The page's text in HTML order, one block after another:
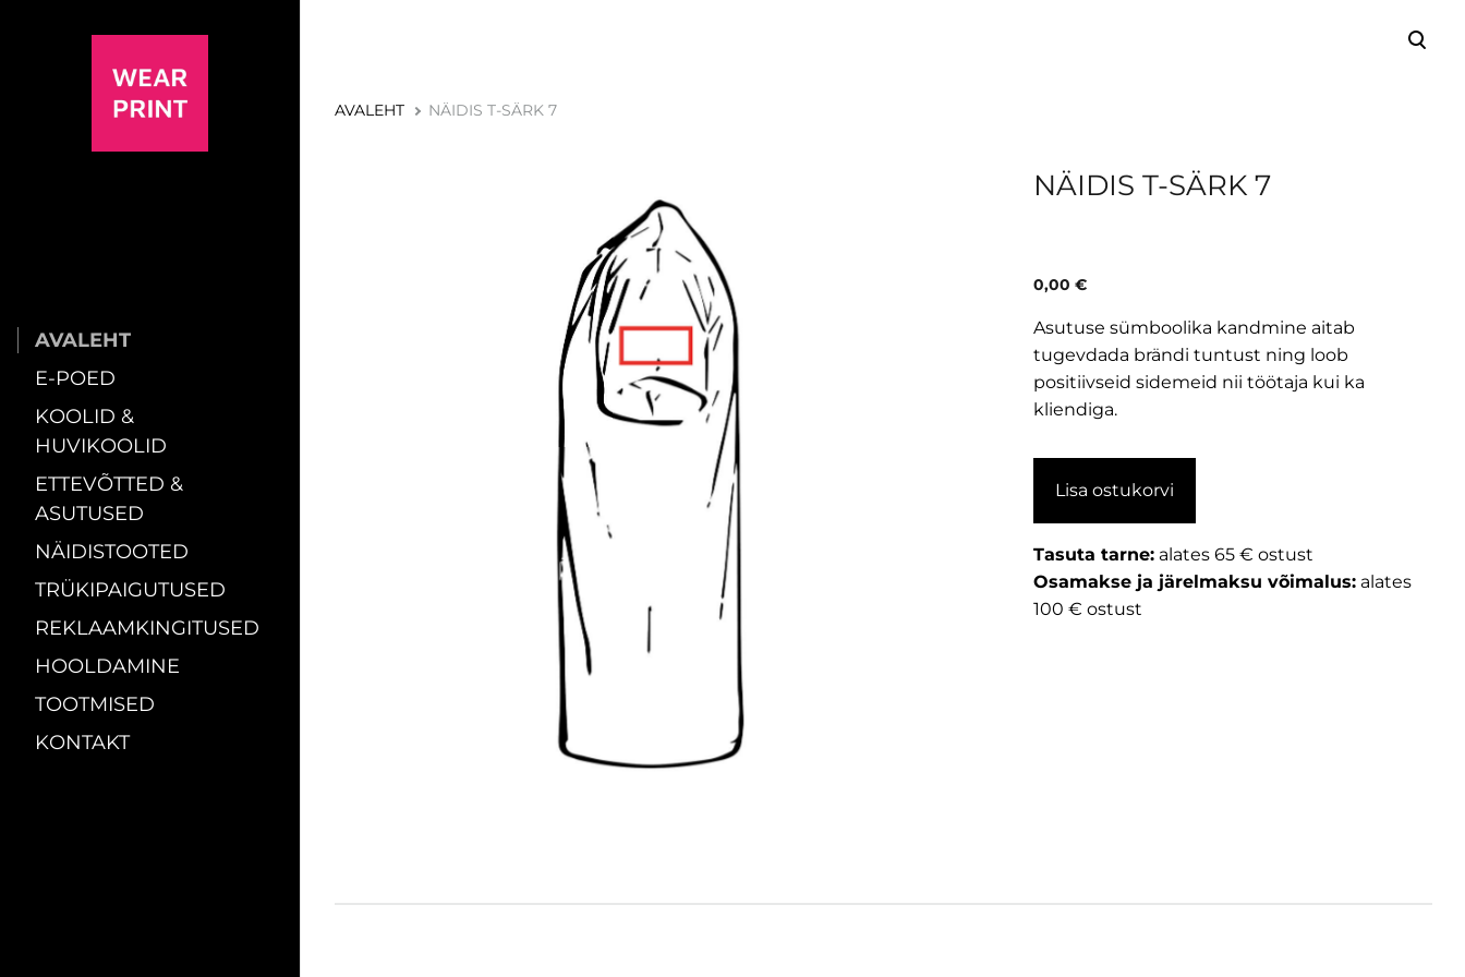
AVALEHT
E-POED
KOOLID &
HUVIKOOLID
ETTEVÕTTED &
ASUTUSED
NÄIDISTOOTED
TRÜKIPAIGUTUSED
REKLAAMKINGITUSED
HOOLDAMINE
TOOTMISED
KONTAKT
AVALEHT NÄIDIS T-SÄRK 7
NÄIDIS T-SÄRK 7
0,00 €
Asutuse sümboolika kandmine aitab
tugevdada brändi tuntust ning loob
positiivseid sidemeid nii töötaja kui ka
kliendiga.
Lisa ostukorvi
Tasuta tarne: alates 65 € ostust
Osamakse ja järelmaksu võimalus: alates
100 € ostust